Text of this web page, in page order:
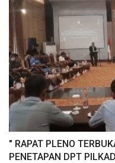
" RAPAT PLENO
PENETAPAN DPT